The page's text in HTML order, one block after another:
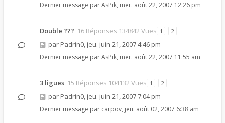
Dernier message parAsPik, mer. août 22, 2007 12:26 pm
Double ??? 16 Réponses 134842 Vues 1 2
par Padrin0, jeu. juin 21, 2007 4:46 pm
Dernier message parAsPik, mer. août 22, 2007 11:55 am
3 ligues 15 Réponses 104132 Vues 1 2
par Padrin0, jeu. juin 21, 2007 7:04 pm
Dernier message par carpov, jeu. août 02, 2007 6:38 am